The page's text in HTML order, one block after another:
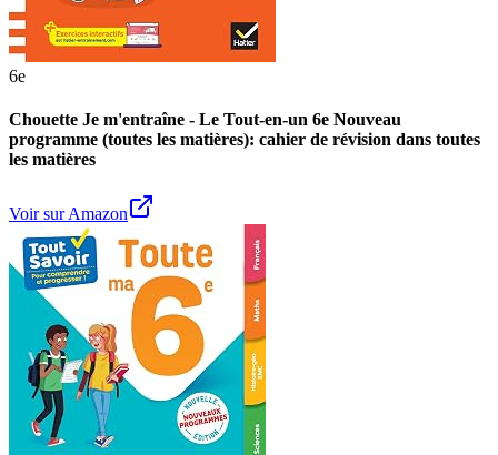
6e
Chouette Je m'entraîne - Le Tout-en-un 6e Nouveau
programme (toutes les matières): cahier de révision dans toutes
les matières
Voir sur Amazon